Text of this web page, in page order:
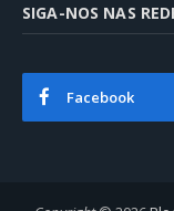
SIGA-NOS NAS
Facebook